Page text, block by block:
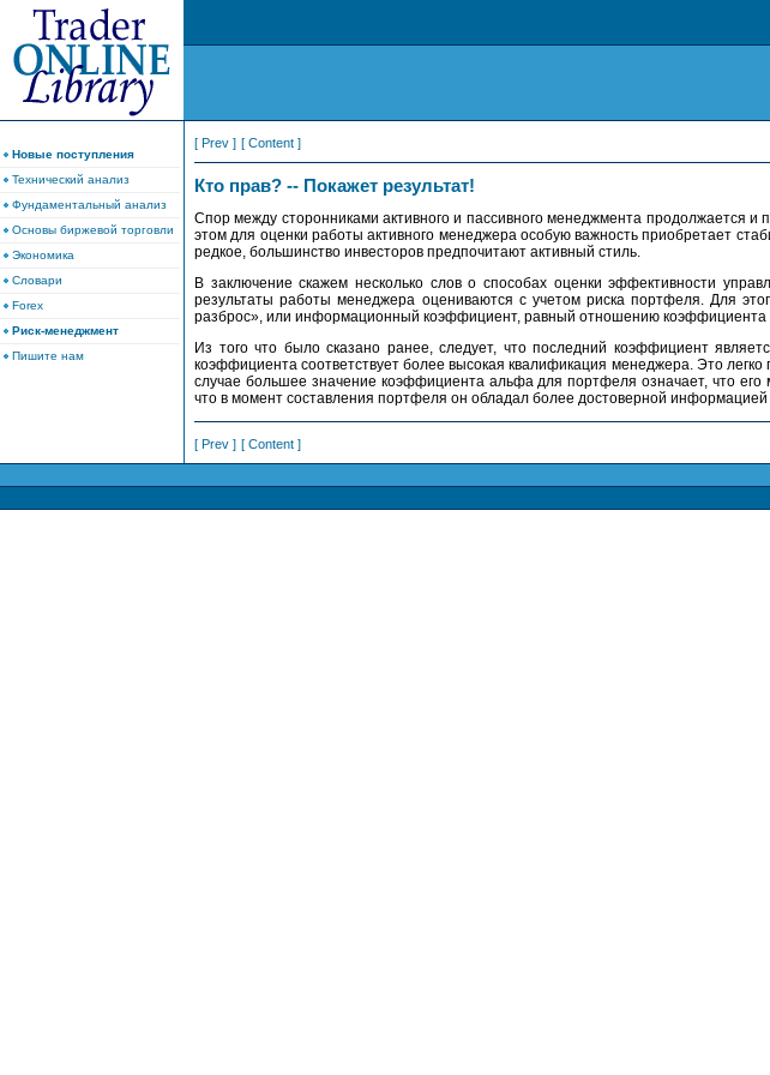
Новые поступления
Технический анализ
Фундаментальный анализ
Основы биржевой торговли
Экономика
Словари
Forex
Риск-менеджмент
Пишите нам
[ Prev ] [ Content ]
Кто прав? -- Покажет результат!
Спор между сторонниками активного и пассивного менеджмента продолжается
этом для оценки работы активного менеджера особую важность приобретает
редкое, большинство инвесторов предпочитают активный стиль.
В заключение скажем несколько слов о способах оценки эффективности
результаты работы менеджера оцениваются с учетом риска портфеля. Для
разброс», или информационный коэффициент, равный отношению коэффициента
Из того что было сказано ранее, следует, что последний коэффициент
коэффициента соответствует более высокая квалификация менеджера. Это
случае большее значение коэффициента альфа для портфеля означает, что
что в момент составления портфеля он обладал более достоверной
[ Prev ] [ Content ]